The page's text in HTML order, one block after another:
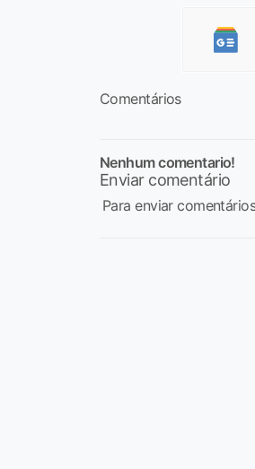
Comentários
Nenhum comentario!
Enviar comentário
Para enviar